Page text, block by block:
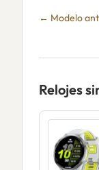
← Modelo
Relojes